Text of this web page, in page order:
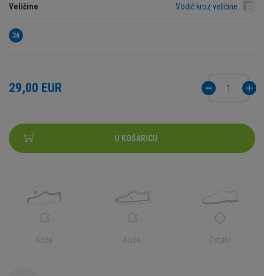
Veličine Vodič kroz veličine
36
29,00 EUR
U KOŠARICU
Koža Koža Ostalo